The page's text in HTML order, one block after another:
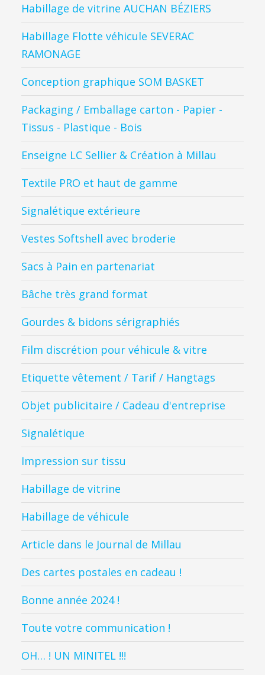
Habillage de vitrine AUCHAN BÉZIERS
Habillage Flotte véhicule SEVERAC
RAMONAGE
Conception graphique SOM BASKET
Packaging / Emballage carton - Papier -
Tissus - Plastique - Bois
Enseigne LC Sellier & Création à Millau
Textile PRO et haut de gamme
Signalétique extérieure
Vestes Softshell avec broderie
Sacs à Pain en partenariat
Bâche très grand format
Gourdes & bidons sérigraphiés
Film discrétion pour véhicule & vitre
Etiquette vêtement / Tarif / Hangtags
Objet publicitaire / Cadeau d'entreprise
Signalétique
Impression sur tissu
Habillage de vitrine
Habillage de véhicule
Article dans le Journal de Millau
Des cartes postales en cadeau !
Bonne année 2024 !
Toute votre communication !
OH… ! UN MINITEL !!!